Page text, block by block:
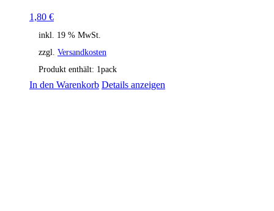
1,80 €
inkl. 19 % MwSt.
zzgl. Versandkosten
Produkt enthält: 1pack
In den Warenkorb Details anzeigen